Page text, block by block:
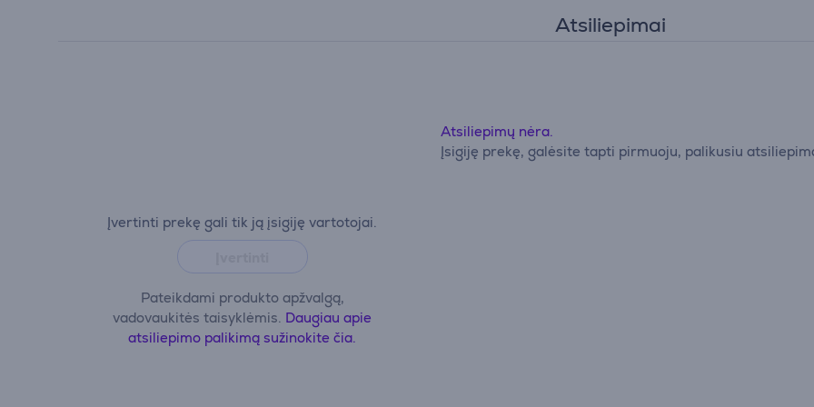
Atsiliepimai
Įvertinti prekę gali tik ją įsigiję vartotojai.
Pateikdami produkto apžvalgą,
vadovaukitės taisyklėmis. Daugiau apie
atsiliepimo palikimą sužinokite čia.
Atsiliepimų nėra.
Įsigiję prekę, galėsite tapti pirmuoju, palikusiu